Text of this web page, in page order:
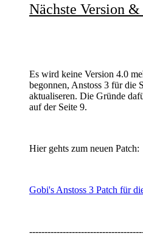
Nächste Version &
Es wird keine Version 4.0
begonnen, Anstoss 3 für die
aktualiseren. Die Gründe
auf der Seite 9.
Hier gehts zum neuen Patch:
Gobi's Anstoss 3 Patch für